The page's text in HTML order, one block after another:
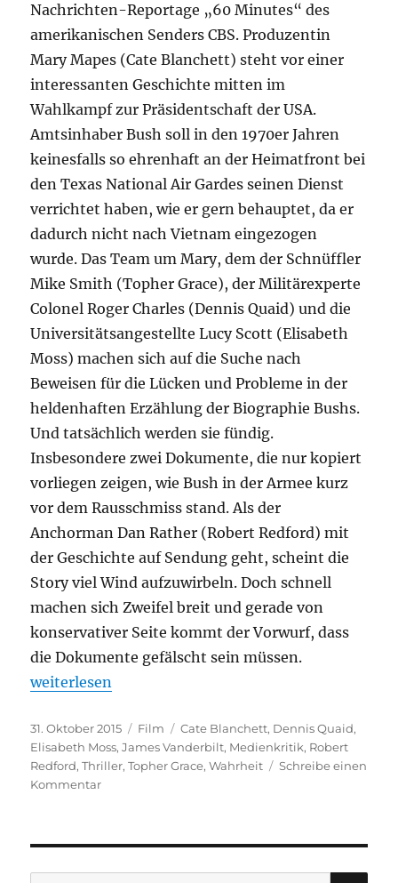
Nachrichten-Reportage „60 Minutes“ des
amerikanischen Senders CBS. Produzentin
Mary Mapes (Cate Blanchett) steht vor einer
interessanten Geschichte mitten im
Wahlkampf zur Präsidentschaft der USA.
Amtsinhaber Bush soll in den 1970er Jahren
keinesfalls so ehrenhaft an der Heimatfront bei
den Texas National Air Gardes seinen Dienst
verrichtet haben, wie er gern behauptet, da er
dadurch nicht nach Vietnam eingezogen
wurde. Das Team um Mary, dem der Schnüffler
Mike Smith (Topher Grace), der Militärexperte
Colonel Roger Charles (Dennis Quaid) und die
Universitätsangestellte Lucy Scott (Elisabeth
Moss) machen sich auf die Suche nach
Beweisen für die Lücken und Probleme in der
heldenhaften Erzählung der Biographie Bushs.
Und tatsächlich werden sie fündig.
Insbesondere zwei Dokumente, die nur kopiert
vorliegen zeigen, wie Bush in der Armee kurz
vor dem Rausschmiss stand. Als der
Anchorman Dan Rather (Robert Redford) mit
der Geschichte auf Sendung geht, scheint die
Story viel Wind aufzuwirbeln. Doch schnell
machen sich Zweifel breit und gerade von
konservativer Seite kommt der Vorwurf, dass
die Dokumente gefälscht sein müssen.
„Wahrheit“
weiterlesen
Veröffentlicht
am
31. Oktober 2015 Kategorien
Film Schlagwörter
Cate Blanchett, Dennis Quaid,
Elisabeth Moss,James Vanderbilt, Medienkritik, Robert
Redford,Thriller,Topher Grace,Wahrheit
Schreibe einen
Kommentarzu